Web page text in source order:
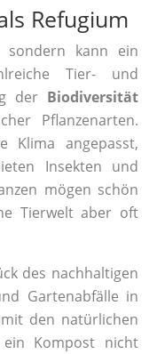
Refugium
kann ein
Tier- und
der Biodiversität
Pflanzenarten.
Klima angepasst,
Insekten und
mögen schön
Tierwelt aber oft
des nachhaltigen
Gartenabfälle in
den natürlichen
Kompost nicht